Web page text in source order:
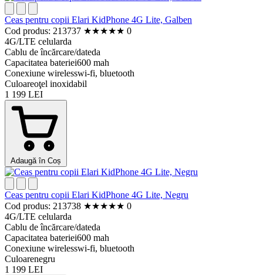
Ceas pentru copii Elari KidPhone 4G Lite, Galben
Cod produs: 213737 ★★★★★ 0
4G/LTE celularda
Cablu de încărcare/dateda
Capacitatea bateriei600 mah
Conexiune wirelesswi-fi, bluetooth
Culoareoţel inoxidabil
1 199 LEI
Adaugă în Coș
Ceas pentru copii Elari KidPhone 4G Lite, Negru
Cod produs: 213738 ★★★★★ 0
4G/LTE celularda
Cablu de încărcare/dateda
Capacitatea bateriei600 mah
Conexiune wirelesswi-fi, bluetooth
Culoarenegru
1 199 LEI